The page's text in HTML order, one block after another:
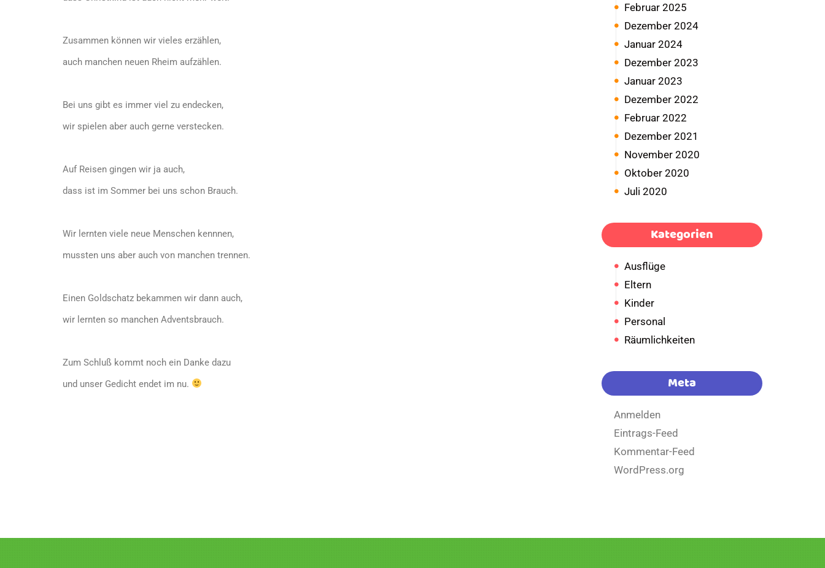
Zusammen können wir vieles erzählen,
auch manchen neuen Rheim aufzählen.
Bei uns gibt es immer viel zu endecken,
wir spielen aber auch gerne verstecken.
Auf Reisen gingen wir ja auch,
dass ist im Sommer bei uns schon Brauch.
Wir lernten viele neue Menschen kennnen,
mussten uns aber auch von manchen trennen.
Einen Goldschatz bekammen wir dann auch,
wir lernten so manchen Adventsbrauch.
Zum Schluß kommt noch ein Danke dazu
und unser Gedicht endet im nu.
Februar 2025
Dezember 2024
Januar 2024
Dezember 2023
Januar 2023
Dezember 2022
Februar 2022
Dezember 2021
November 2020
Oktober 2020
Juli 2020
Kategorien
Ausflüge
Eltern
Kinder
Personal
Räumlichkeiten
Meta
Anmelden
Eintrags-Feed
Kommentar-Feed
WordPress.org